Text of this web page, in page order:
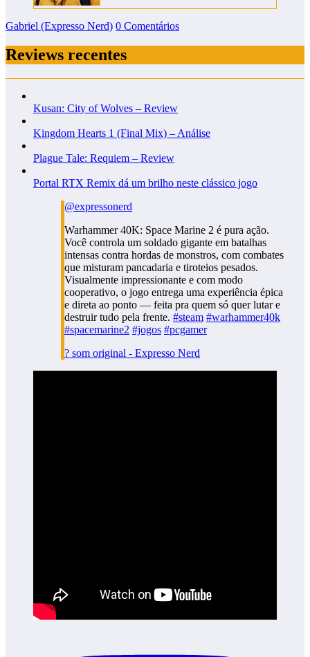
Gabriel (Expresso Nerd) 0 Comentários
Reviews recentes
Kusan: City of Wolves – Review
Kingdom Hearts 1 (Final Mix) – Análise
Plague Tale: Requiem – Review
Portal RTX Remix dá um brilho neste clássico jogo
@expressonerd
Warhammer 40K: Space Marine 2 é pura ação.
Você controla um soldado gigante em batalhas
intensas contra hordas de monstros, com combates
que misturam pancadaria e tiroteios pesados.
Visualmente impressionante e com modo
cooperativo, o jogo entrega uma experiência épica
e direta ao ponto — feita pra quem só quer lutar e
destruir tudo pela frente. #steam #warhammer40k
#spacemarine2 #jogos #pcgamer
? som original - Expresso Nerd